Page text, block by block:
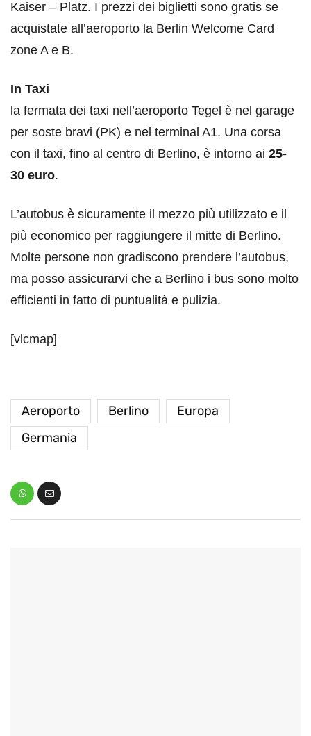
Kaiser – Platz. I prezzi dei biglietti sono gratis se
acquistate all’aeroporto la Berlin Welcome Card
zone A e B.
In Taxi
la fermata dei taxi nell’aeroporto Tegel è nel garage
per soste bravi (PK) e nel terminal A1. Una corsa
con il taxi, fino al centro di Berlino, è intorno ai 25-
30 euro.
L’autobus è sicuramente il mezzo più utilizzato e il
più economico per raggiungere il mitte di Berlino.
Molte persone non gradiscono prendere l’autobus,
ma posso assicurarvi che a Berlino i bus sono molto
efficienti in fatto di puntualità e pulizia.
[vlcmap]
Aeroporto Berlino
Europa
Germania